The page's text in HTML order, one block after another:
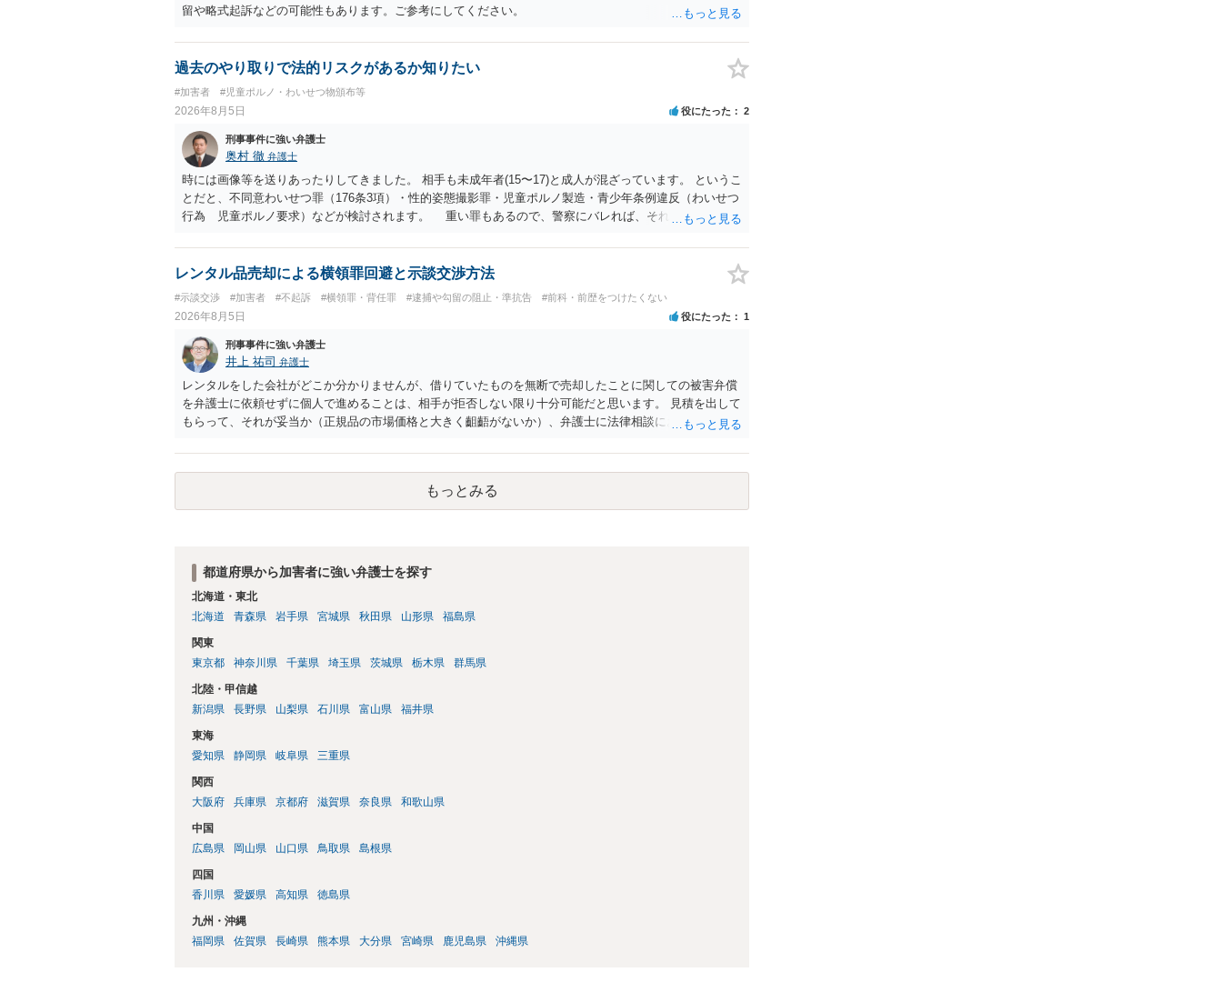
留や略式起訴などの可能性もあります。ご参考にしてください。
過去のやり取りで法的リスクがあるか知りたい
#加害者 #児童ポルノ・わいせつ物頒布等
2026年8月5日 役にたった 2
刑事事件に強い弁護士
奥村 徹 弁護士
時には画像等を送りあったりしてきました。 相手も未成年者(15〜17)と成人が混ざっています。 というこ
とだと、不同意わいせつ罪（176条3項）・性的姿態撮影罪・児童ポルノ製造・青少年条例違反（わいせつ
行為 児童ポルノ要求）などが検討されます。 重い罪もあるので、警察にバレれば、それなりの捜査を
レンタル品売却による横領罪回避と示談交渉方法
#示談交渉 #加害者 #不起訴 #横領罪・背任罪 #逮捕や勾留の阻止・準抗告 #前科・前歴をつけたくない
2026年8月5日 役にたった 1
刑事事件に強い弁護士
井上 祐司 弁護士
レンタルをした会社がどこか分かりませんが、借りていたものを無断で売却したことに関しての被害弁償
を弁護士に依頼せずに個人で進めることは、相手が拒否しない限り十分可能だと思います。 見積を出して
もらって、それが妥当か（正規品の市場価格と大きく齟齬がないか）、弁護士に法律相談において助言を
もっとみる
都道府県から加害者に強い弁護士を探す
北海道・東北
北海道
青森県 岩手県 宮城県 秋田県 山形県 福島県
関東
東京都
神奈川県 千葉県 埼玉県 茨城県 栃木県 群馬県
北陸・甲信越
新潟県
長野県 山梨県 石川県 富山県 福井県
東海
愛知県
静岡県 岐阜県 三重県
関西
大阪府
兵庫県 京都府 滋賀県 奈良県 和歌山県
中国
広島県
岡山県 山口県 鳥取県 島根県
四国
香川県
愛媛県 高知県 徳島県
九州・沖縄
福岡県
佐賀県 長崎県 熊本県 大分県 宮崎県 鹿児島県 沖縄県